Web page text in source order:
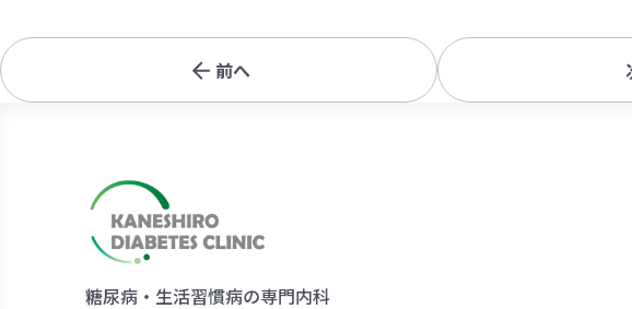
前へ
糖尿病・生活習慣病の専門内科